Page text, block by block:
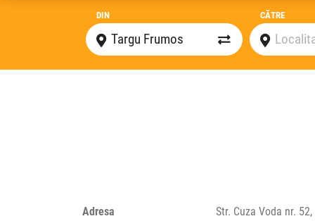
DIN CĂTRE
Adresa Str. Cuza Voda nr.